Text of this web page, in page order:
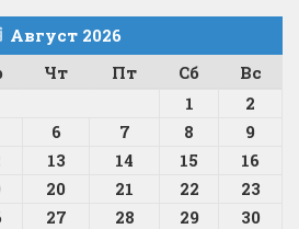
Август 2026
Чт Пт Сб
Вс
1
2
6 7 8
9
13 14 15
16
20 21 22
23
27 28 29
30